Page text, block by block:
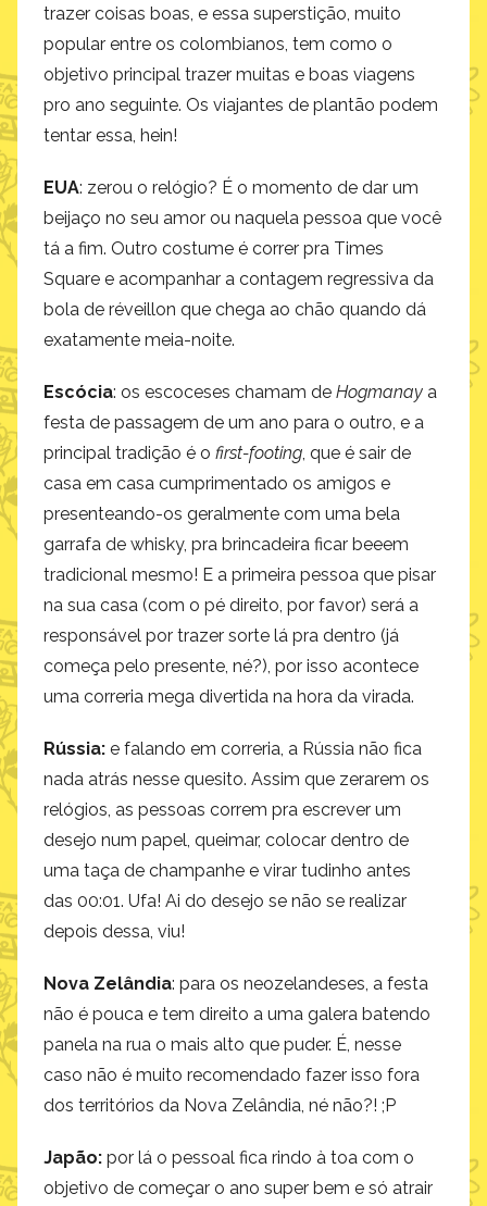
trazer coisas boas, e essa superstição, muito
popular entre os colombianos, tem como o
objetivo principal trazer muitas e boas viagens
pro ano seguinte. Os viajantes de plantão podem
tentar essa, hein!
EUA: zerou o relógio? É o momento de dar um
beijaço no seu amor ou naquela pessoa que você
tá a fim. Outro costume é correr pra Times
Square e acompanhar a contagem regressiva da
bola de réveillon que chega ao chão quando dá
exatamente meia-noite.
Escócia: os escoceses chamam de Hogmanay a
festa de passagem de um ano para o outro, e a
principal tradição é o first-footing, que é sair de
casa em casa cumprimentado os amigos e
presenteando-os geralmente com uma bela
garrafa de whisky, pra brincadeira ficar beeem
tradicional mesmo! E a primeira pessoa que pisar
na sua casa (com o pé direito, por favor) será a
responsável por trazer sorte lá pra dentro (já
começa pelo presente, né?), por isso acontece
uma correria mega divertida na hora da virada.
Rússia: e falando em correria, a Rússia não fica
nada atrás nesse quesito. Assim que zerarem os
relógios, as pessoas correm pra escrever um
desejo num papel, queimar, colocar dentro de
uma taça de champanhe e virar tudinho antes
das 00:01. Ufa! Ai do desejo se não se realizar
depois dessa, viu!
Nova Zelândia: para os neozelandeses, a festa
não é pouca e tem direito a uma galera batendo
panela na rua o mais alto que puder. É, nesse
caso não é muito recomendado fazer isso fora
dos territórios da Nova Zelândia, né não?! ;P
Japão: por lá o pessoal fica rindo à toa com o
objetivo de começar o ano super bem e só atrair